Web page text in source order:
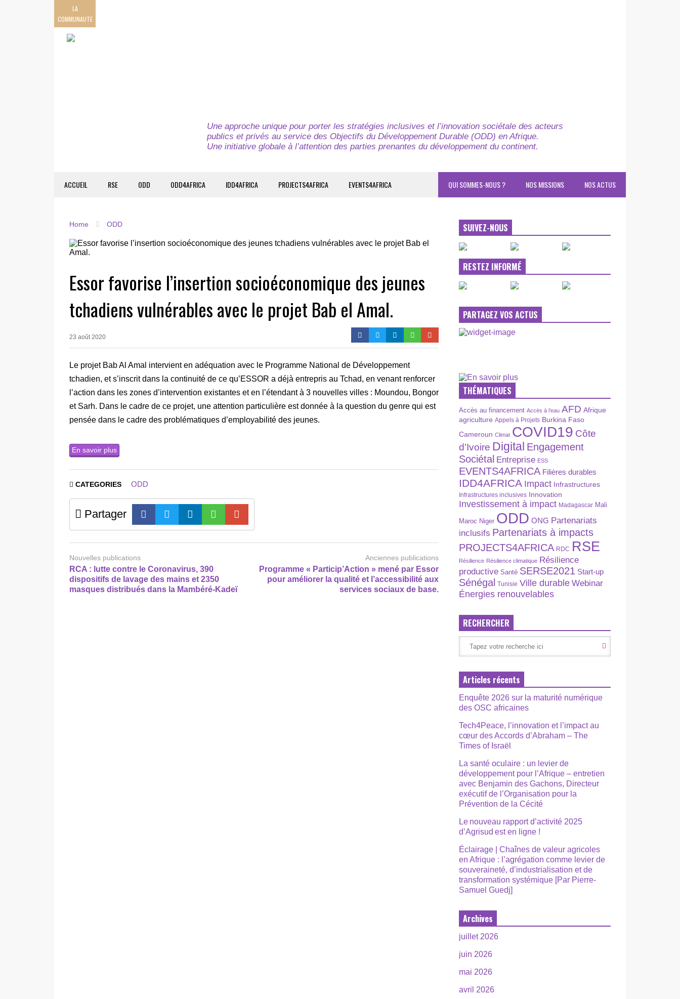
LA
COMMUNAUTE
Une approche unique pour porter les stratégies inclusives et l’innovation sociétale des acteurs
publics et privés au service des Objectifs du Développement Durable (ODD) en Afrique.
Une initiative globale à l’attention des parties prenantes du développement du continent.
ACCUEIL RSE ODD ODD4AFRICA IDD4AFRICA PROJECTS4AFRICA EVENTS4AFRICA NOS ACTUS
NOS MISSIONS
QUI SOMMES-NOUS ?
Home ODD
Essor favorise l’insertion socioéconomique des jeunes
tchadiens vulnérables avec le projet Bab el Amal.
23 août 2020
Le projet Bab Al Amal intervient en adéquation avec le Programme National de Développement
tchadien, et s’inscrit dans la continuité de ce qu’ESSOR a déjà entrepris au Tchad, en venant renforcer
l’action dans les zones d’intervention existantes et en l’étendant à 3 nouvelles villes : Moundou, Bongor
et Sarh. Dans le cadre de ce projet, une attention particulière est donnée à la question du genre qui est
pensée dans le cadre des problématiques d’employabilité des jeunes.
En savoir plus
CATEGORIES ODD
Partager
Nouvelles publications
RCA : lutte contre le Coronavirus, 390
dispositifs de lavage des mains et 2350
masques distribués dans la Mambéré-Kadeï
Anciennes publications
Programme « Particip’Action » mené par Essor
pour améliorer la qualité et l’accessibilité aux
services sociaux de base.
SUIVEZ-NOUS
RESTEZ INFORMÉ
PARTAGEZ VOS ACTUS
THÉMATIQUES
Accès au financement Accès à l’eau AFD Afrique
agriculture Appels à Projets Burkina Faso
Cameroun Climat COVID19 Côte
d'Ivoire Digital Engagement
Sociétal Entreprise ESS
EVENTS4AFRICA Filières durables
IDD4AFRICA Impact Infrastructures
Infrastructures inclusives Innovation
Investissement à impact Madagascar Mali
Maroc Niger ODD ONG Partenariats
inclusifs Partenariats à impacts
PROJECTS4AFRICA RDC RSE
Résilience Résilience climatique Résilience
productive Santé SERSE2021 Start-up
Sénégal Tunisie Ville durable Webinar
Énergies renouvelables
RECHERCHER
Articles récents
Enquête 2026 sur la maturité numérique
des OSC africaines
Tech4Peace, l’innovation et l’impact au
cœur des Accords d’Abraham – The
Times of Israël
La santé oculaire : un levier de
développement pour l’Afrique – entretien
avec Benjamin des Gachons, Directeur
exécutif de l’Organisation pour la
Prévention de la Cécité
Le nouveau rapport d’activité 2025
d’Agrisud est en ligne !
Éclairage | Chaînes de valeur agricoles
en Afrique : l’agrégation comme levier de
souveraineté, d’industrialisation et de
transformation systémique [Par Pierre-
Samuel Guedj]
Archives
juillet 2026
juin 2026
mai 2026
avril 2026